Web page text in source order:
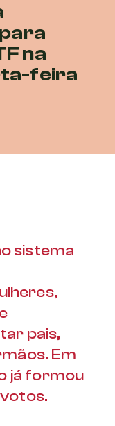
na
feira
sistema
pais,
Em
já formou